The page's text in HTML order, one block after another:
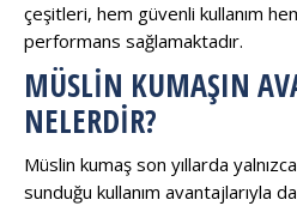
çeşitleri, hem güvenli kullanım
performans sağlamaktadır.
MÜSLIN KUMAŞIN
NELERDIR?
Müslin kumaş son yıllarda
sunduğu kullanım avantajlarıyla